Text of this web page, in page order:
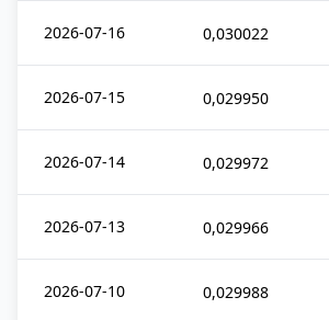
2026-07-16 0,030022
2026-07-15 0,029950
2026-07-14 0,029972
2026-07-13 0,029966
2026-07-10 0,029988